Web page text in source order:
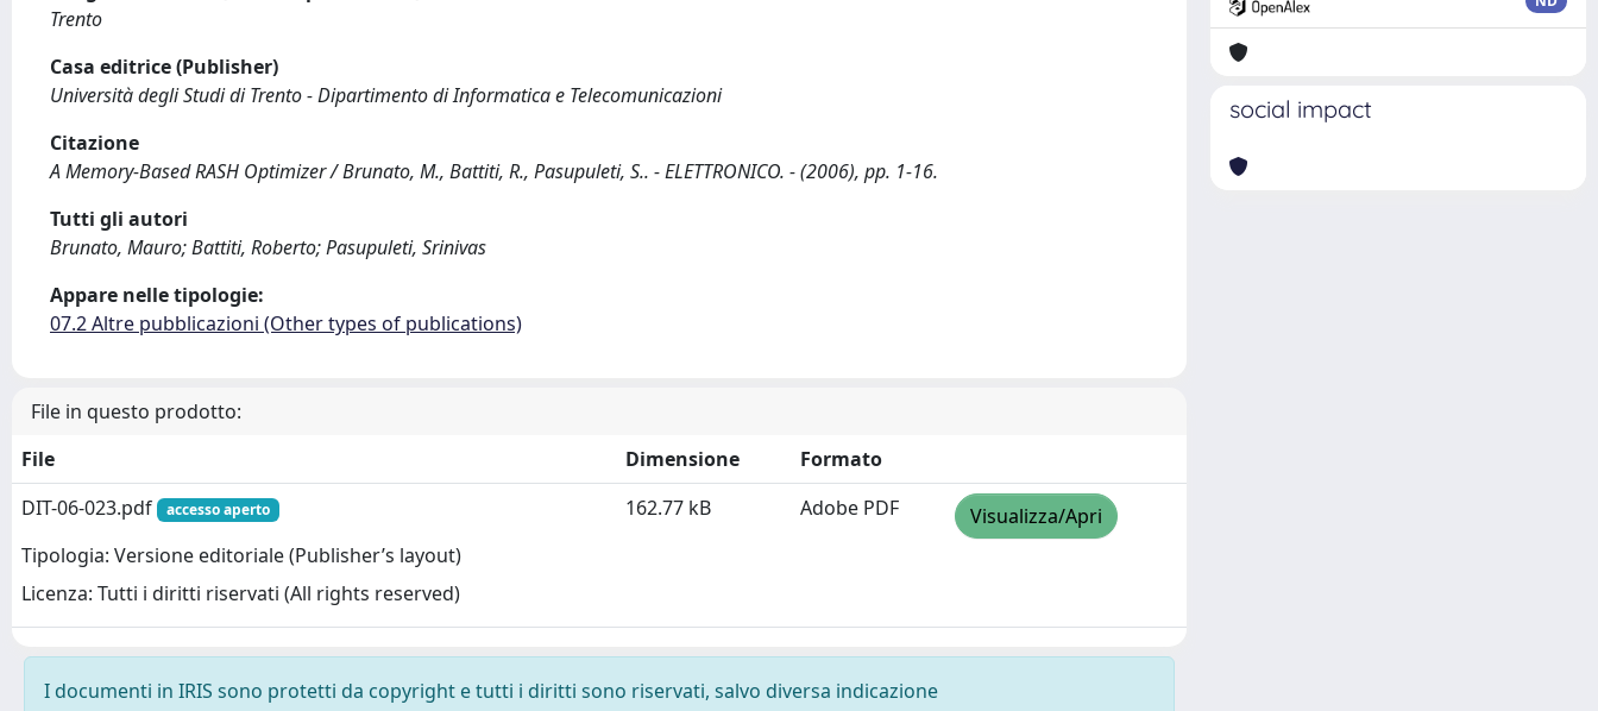
Trento
Casa editrice (Publisher)
Università degli Studi di Trento - Dipartimento di Informatica e Telecomunicazioni
Citazione
A Memory-Based RASH Optimizer / Brunato, M., Battiti, R., Pasupuleti, S.. - ELETTRONICO. - (2006), pp. 1-16.
Tutti gli autori
Brunato, Mauro; Battiti, Roberto; Pasupuleti, Srinivas
Appare nelle tipologie:
07.2 Altre pubblicazioni (Other types of publications)
File in questo prodotto:
File
Dimensione
Formato
DIT-06-023.pdf
accesso aperto
Tipologia: Versione editoriale (Publisher’s layout)
Licenza: Tutti i diritti riservati (All rights reserved)
162.77 kB Adobe PDF Visualizza/Apri
I documenti in IRIS sono protetti da copyright e tutti i diritti sono riservati, salvo diversa indicazione
social impact